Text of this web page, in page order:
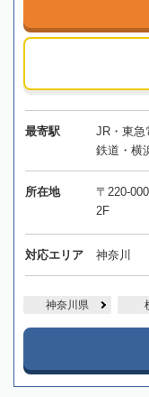
最寄駅
JR・東急
鉄道・横
所在地
〒220-
2F
対応エリア 神奈川
神奈川県